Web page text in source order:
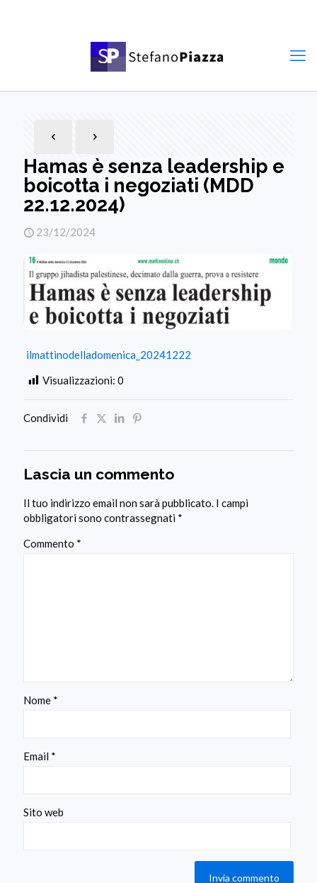
Hamas è senza leadership e
boicotta i negoziati (MDD
22.12.2024)
23/12/2024
ilmattinodelladomenica_20241222
Visualizzazioni: 0
Condividi
Lascia un commento
Il tuo indirizzo email non sarà pubblicato. I campi
obbligatori sono contrassegnati *
Commento *
Nome *
Email *
Sito web